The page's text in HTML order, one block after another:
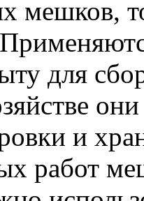
мешков,
для
и
работ